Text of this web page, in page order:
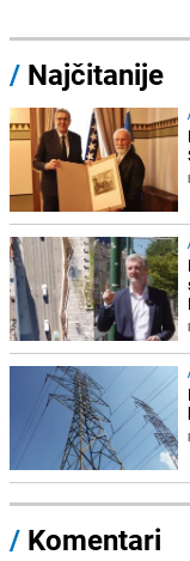
/ Najčitanije
/ Komentari